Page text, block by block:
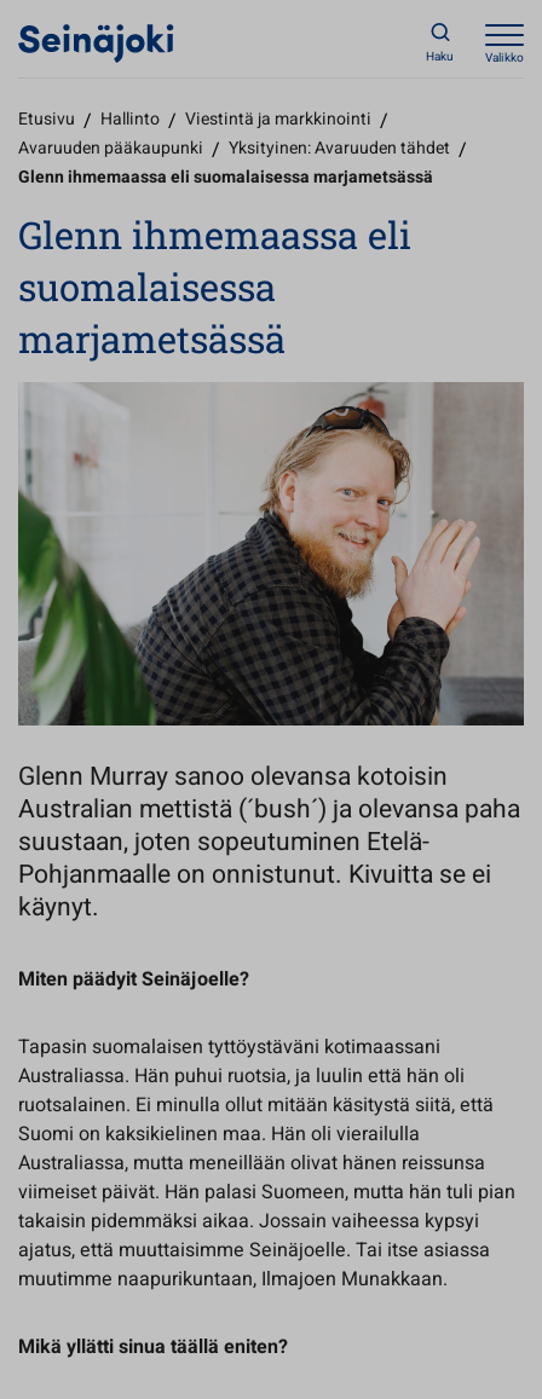
Haku Valikko
Etusivu / Hallinto / Viestintä ja markkinointi /
Avaruuden pääkaupunki / Yksityinen: Avaruuden tähdet /
Glenn ihmemaassa eli suomalaisessa marjametsässä
Glenn ihmemaassa eli
suomalaisessa
marjametsässä
Glenn Murray sanoo olevansa kotoisin
Australian mettistä (´bush´) ja olevansa paha
suustaan, joten sopeutuminen Etelä-
Pohjanmaalle on onnistunut. Kivuitta se ei
käynyt.
Miten päädyit Seinäjoelle?
Tapasin suomalaisen tyttöystäväni kotimaassani
Australiassa. Hän puhui ruotsia, ja luulin että hän oli
ruotsalainen. Ei minulla ollut mitään käsitystä siitä, että
Suomi on kaksikielinen maa. Hän oli vierailulla
Australiassa, mutta meneillään olivat hänen reissunsa
viimeiset päivät. Hän palasi Suomeen, mutta hän tuli pian
takaisin pidemmäksi aikaa. Jossain vaiheessa kypsyi
ajatus, että muuttaisimme Seinäjoelle. Tai itse asiassa
muutimme naapurikuntaan, Ilmajoen Munakkaan.
Mikä yllätti sinua täällä eniten?